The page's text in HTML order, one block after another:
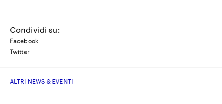
Condividi su:
Facebook
Twitter
ALTRI NEWS & EVENTI